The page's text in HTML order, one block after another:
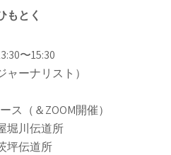
もとく
〜15:30
ーナリスト）
ス（＆ZOOM開催）
堀川伝道所
坪伝道所